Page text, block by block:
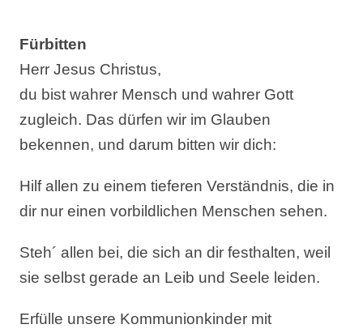
Fürbitten
Herr Jesus Christus,
du bist wahrer Mensch und wahrer Gott
zugleich. Das dürfen wir im Glauben
bekennen, und darum bitten wir dich:
Hilf allen zu einem tieferen Verständnis, die in
dir nur einen vorbildlichen Menschen sehen.
Steh´ allen bei, die sich an dir festhalten, weil
sie selbst gerade an Leib und Seele leiden.
Erfülle unsere Kommunionkinder mit